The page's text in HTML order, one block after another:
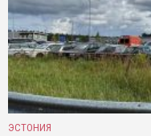
ЭСТОНИЯ